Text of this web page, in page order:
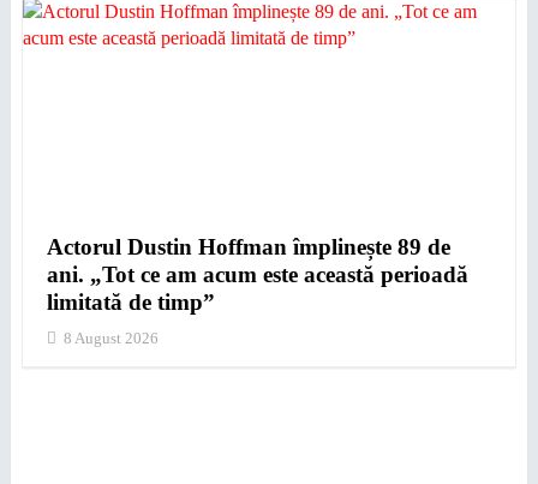
Actorul Dustin Hoffman împlinește 89 de
ani. „Tot ce am acum este această perioadă
limitată de timp”
8 August 2026